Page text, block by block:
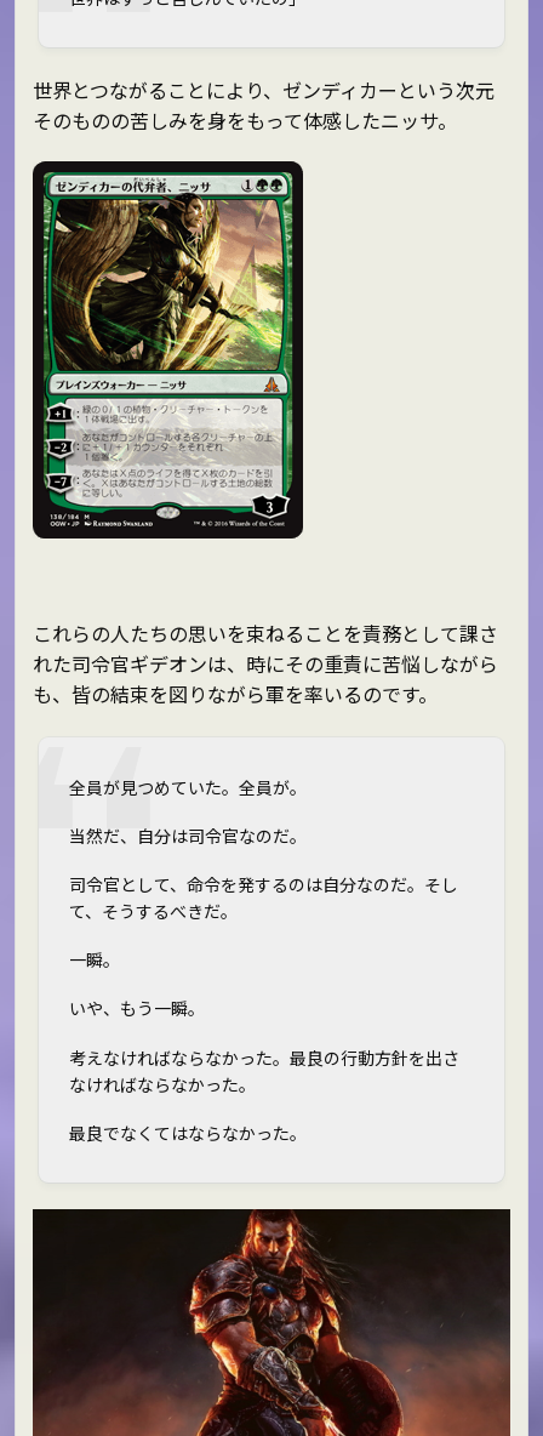
世界とつながることにより、ゼンディカーという次元
そのものの苦しみを身をもって体感したニッサ。
これらの人たちの思いを束ねることを責務として課さ
れた司令官ギデオンは、時にその重責に苦悩しながら
も、皆の結束を図りながら軍を率いるのです。
全員が見つめていた。全員が。
当然だ、自分は司令官なのだ。
司令官として、命令を発するのは自分なのだ。そし
て、そうするべきだ。
一瞬。
いや、もう一瞬。
考えなければならなかった。最良の行動方針を出さ
なければならなかった。
最良でなくてはならなかった。